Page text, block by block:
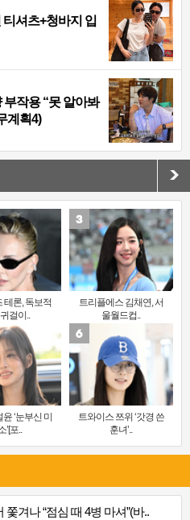
셔츠+청바지 입
작용 “못 알아봐
계획4)
테론, 독보적
걸이..
트리플에스 김채연, 서
울월드컵..
‘눈부신 미
’[포..
트와이스 쯔위 ‘갓경 쓴
훈녀’..
겨나 “점심 때 4병 마셔”(바..